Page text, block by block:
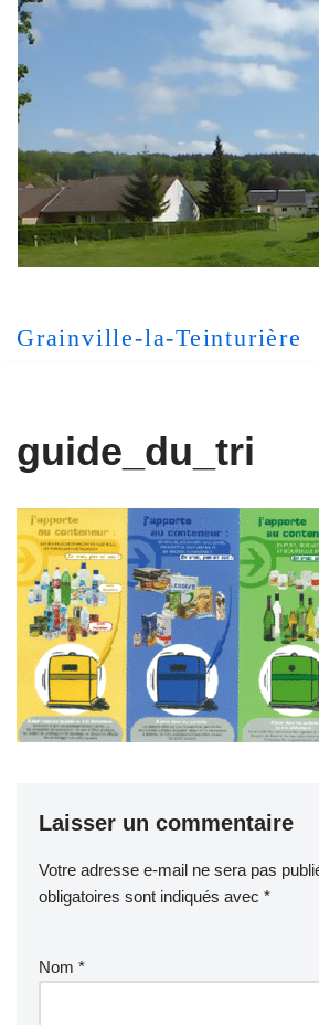
Aller
au
contenu
Grainville-la-Teinturière
guide_du_tri
Laisser un commentaire
Votre adresse e-mail ne sera pas
obligatoires sont indiqués avec *
Nom *